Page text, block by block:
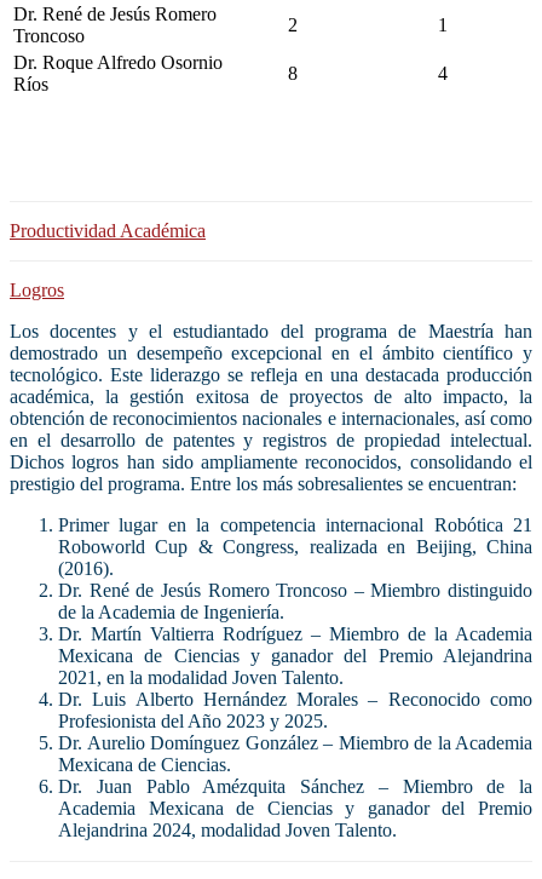
Dr. René de Jesús Romero
Troncoso
2
1
Dr. Roque Alfredo Osornio
Ríos
8 4
Productividad Académica
Logros
Los docentes y el estudiantado del programa de Maestría han
demostrado un desempeño excepcional en el ámbito científico y
tecnológico. Este liderazgo se refleja en una destacada producción
académica, la gestión exitosa de proyectos de alto impacto, la
obtención de reconocimientos nacionales e internacionales, así como
en el desarrollo de patentes y registros de propiedad intelectual.
Dichos logros han sido ampliamente reconocidos, consolidando el
prestigio del programa. Entre los más sobresalientes se encuentran:
Primer lugar en la competencia internacional Robótica 21
Roboworld Cup & Congress, realizada en Beijing, China
(2016).
Dr. René de Jesús Romero Troncoso – Miembro distinguido
de la Academia de Ingeniería.
Dr. Martín Valtierra Rodríguez – Miembro de la Academia
Mexicana de Ciencias y ganador del Premio Alejandrina
2021, en la modalidad Joven Talento.
Dr. Luis Alberto Hernández Morales – Reconocido como
Profesionista del Año 2023 y 2025.
Dr. Aurelio Domínguez González – Miembro de la Academia
Mexicana de Ciencias.
Dr. Juan Pablo Amézquita Sánchez – Miembro de la
Academia Mexicana de Ciencias y ganador del Premio
Alejandrina 2024, modalidad Joven Talento.